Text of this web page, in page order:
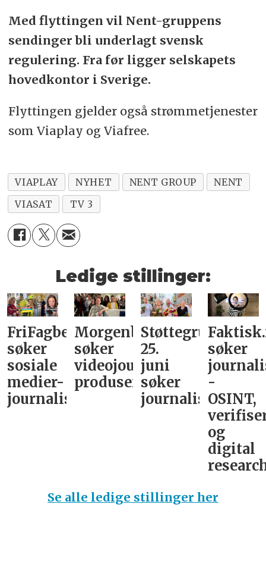
Med flyttingen vil Nent-gruppens
sendinger bli underlagt svensk
regulering. Fra før ligger selskapets
hovedkontor i Sverige.
Flyttingen gjelder også strømmetjenester
som Viaplay og Viafree.
VIAPLAY NYHET NENT GROUP
NENT
VIASAT
TV 3
Ledige stillinger:
FriFagbevegelse
søker
sosiale
medier-
journalist
Morgenbladet
søker
videojournalist/podkast-
produsent
Støttegruppa
25.
juni
søker
journalist
søker
-
OSINT,
og
digital
Se alle ledige stillinger her